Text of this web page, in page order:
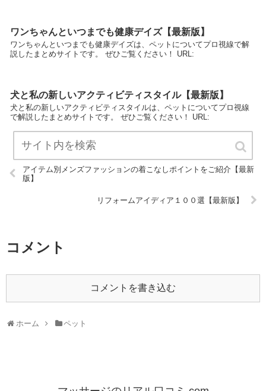
ワンちゃんといつまでも健康デイズ【最新版】
ワンちゃんといつまでも健康デイズは、ペットについてプロ視線で解
説したまとめサイトです。 ぜひご覧ください！ URL:
犬と私の新しいアクティビティスタイル【最新版】
犬と私の新しいアクティビティスタイルは、ペットについてプロ視線
で解説したまとめサイトです。 ぜひご覧ください！ URL:
アイテム別メンズファッションの着こなしポイントをご紹介【最新
版】
リフォームアイディア１００選【最新版】
コメント
コメントを書き込む
ホーム ペット